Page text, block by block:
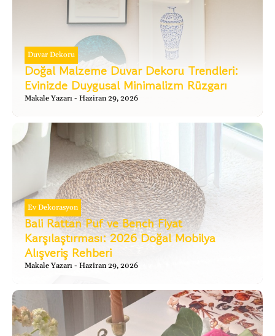
Duvar Dekoru
Doğal Malzeme Duvar Dekoru Trendleri:
Evinizde Duygusal Minimalizm Rüzgarı
Makale Yazarı Haziran 29, 2026
Ev Dekorasyon
Bali Rattan Puf ve Bench Fiyat
Karşılaştırması: 2026 Doğal Mobilya
Alışveriş Rehberi
Makale Yazarı Haziran 29, 2026